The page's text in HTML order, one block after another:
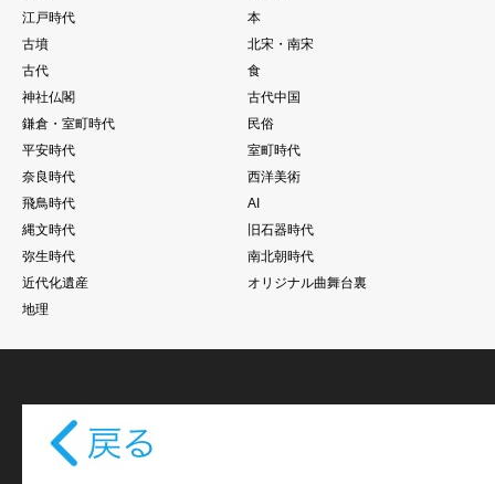
江戸時代
本
古墳
北宋・南宋
古代
食
神社仏閣
古代中国
鎌倉・室町時代
民俗
平安時代
室町時代
奈良時代
西洋美術
飛鳥時代
AI
縄文時代
旧石器時代
弥生時代
南北朝時代
近代化遺産
オリジナル曲舞台裏
地理